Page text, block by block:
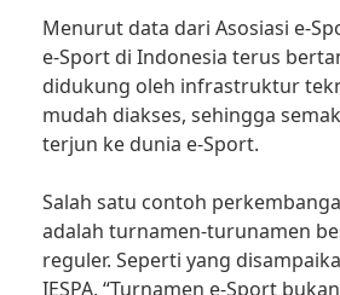
Menurut data dari Asosiasi e-
e-Sport di Indonesia terus
didukung oleh infrastruktur
mudah diakses, sehingga
terjun ke dunia e-Sport.
Salah satu contoh
adalah turnamen-turunamen
reguler. Seperti yang
IESPA, “Turnamen e-Sport